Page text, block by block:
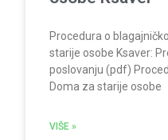
Procedura o
starije osobe Ksaver:
poslovanju (pdf)
Doma za starije osobe
VIŠE »